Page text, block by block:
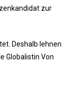
zur
Deshalb lehnen
Globalistin Von